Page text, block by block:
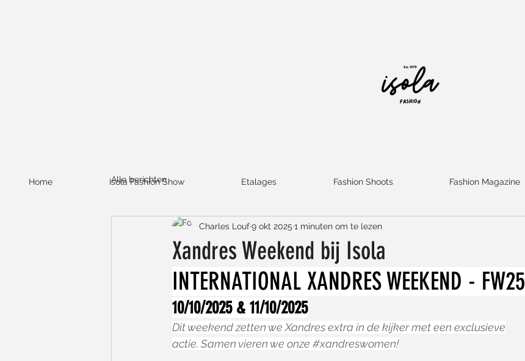
Home Isola Fashion Show Etalages Fashion Shoots Fashion Magazine
Alle berichten
Xandres Weekend bij Isola
Charles Louf9 okt 2025 1 minuten om te lezen
INTERNATIONAL XANDRES WEEKEND - FW25
10/10/2025 & 11/10/2025
Dit weekend zetten we Xandres extra in de kijker met een exclusieve
actie. Samen vieren we onze #xandreswomen!